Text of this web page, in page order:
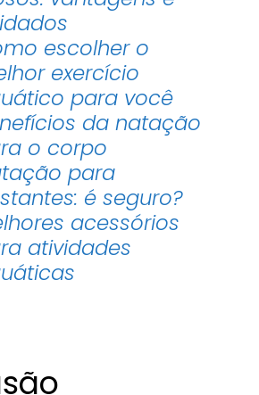
escolher o
exercício
para você
da natação
o corpo
para
é seguro?
acessórios
atividades